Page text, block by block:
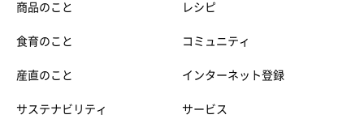
商品のこと
食育のこと
産直のこと
サステナビリティ
レシピ
コミュニティ
インターネット登録
サービス